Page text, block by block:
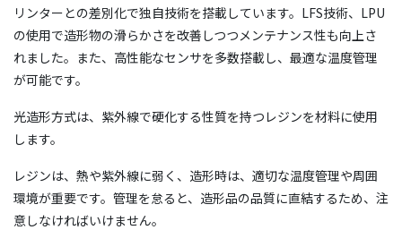
リンターとの差別化で独自技術を搭載しています。LFS技術、LPU
の使用で造形物の滑らかさを改善しつつメンテナンス性も向上さ
れました。また、高性能なセンサを多数搭載し、最適な温度管理
が可能です。
光造形方式は、紫外線で硬化する性質を持つレジンを材料に使用
します。
レジンは、熱や紫外線に弱く、造形時は、適切な温度管理や周囲
環境が重要です。管理を怠ると、造形品の品質に直結するため、注
意しなければいけません。